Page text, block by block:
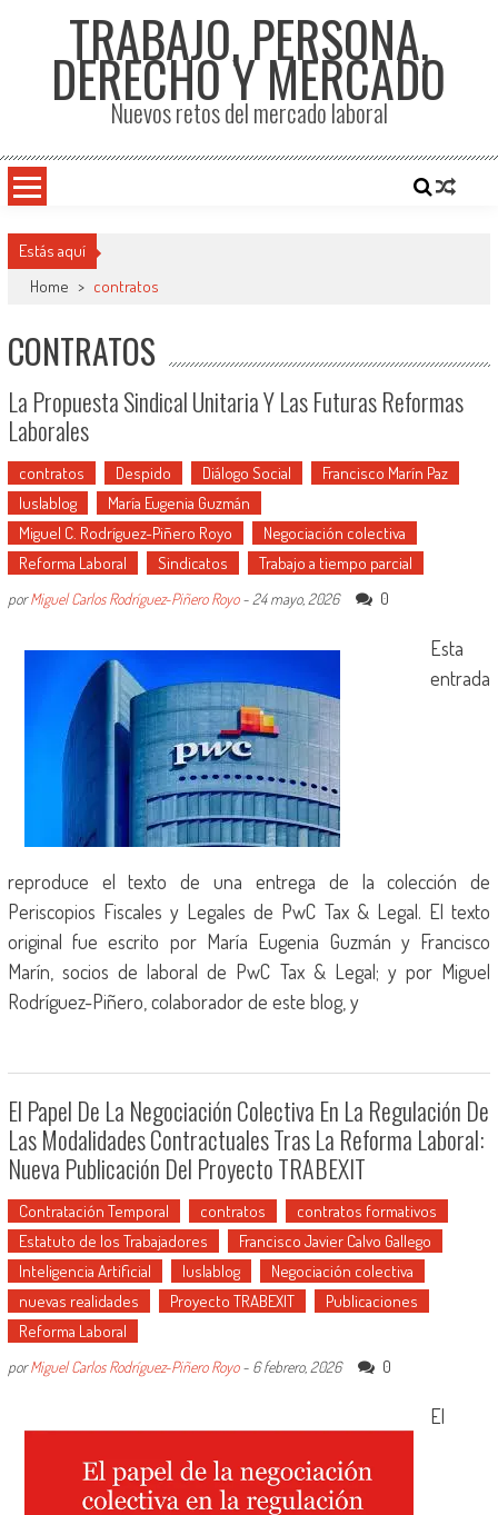
TRABAJO, PERSONA,
DERECHO Y MERCADO
Nuevos retos del mercado laboral
Estás aquí
Home > contratos
CONTRATOS
La Propuesta Sindical Unitaria Y Las Futuras Reformas
Laborales
contratos Despido Diálogo Social
Francisco Marín Paz
Iuslablog
María Eugenia Guzmán
Miguel C. Rodríguez-Piñero Royo
Negociación colectiva
Reforma Laboral
Sindicatos Trabajo a tiempo parcial
porMiguel Carlos Rodríguez-Piñero Royo- 24 mayo, 2026 0
Esta
entrada
reproduce el texto de una entrega de la colección de
Periscopios Fiscales y Legales de PwC Tax & Legal. El texto
original fue escrito por María Eugenia Guzmán y Francisco
Marín, socios de laboral de PwC Tax & Legal; y por Miguel
Rodríguez-Piñero, colaborador de este blog, y
El Papel De La Negociación Colectiva En La Regulación De
Las Modalidades Contractuales Tras La Reforma Laboral:
Nueva Publicación Del Proyecto TRABEXIT
Contratación Temporal contratos
contratos formativos
Estatuto de los Trabajadores
Francisco Javier Calvo Gallego
Inteligencia Artificial
Iuslablog
Negociación colectiva
nuevas realidades
Proyecto TRABEXIT
Publicaciones
Reforma Laboral
porMiguel Carlos Rodríguez-Piñero Royo- 6 febrero, 2026 0
El